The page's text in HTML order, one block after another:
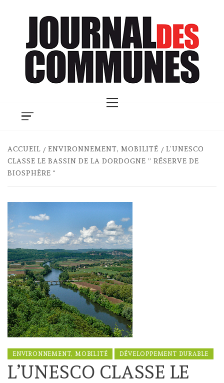
Menu
ACCUEIL ENVIRONNEMENT, MOBILITÉ
L’UNESCO
CLASSE LE BASSIN DE LA DORDOGNE ” RÉSERVE DE
BIOSPHÈRE “
ENVIRONNEMENT, MOBILITÉ DÉVELOPPEMENT DURABLE
L’UNESCO CLASSE LE